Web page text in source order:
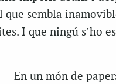
sembla
I que ningú s’ho
En un món de